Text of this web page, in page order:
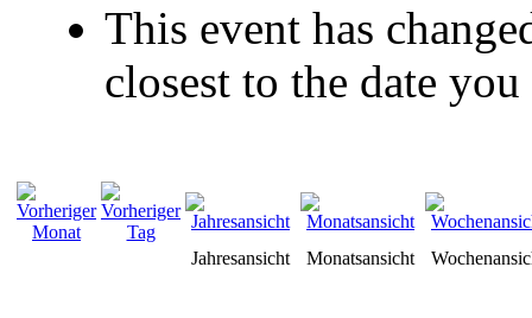
This event has
closest to the date
Jahresansicht Monatsansicht